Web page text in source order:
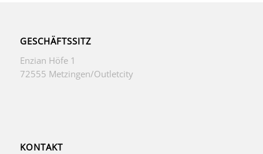
GESCHÄFTSSITZ
Enzian Höfe 1
72555 Metzingen/Outletcity
KONTAKT